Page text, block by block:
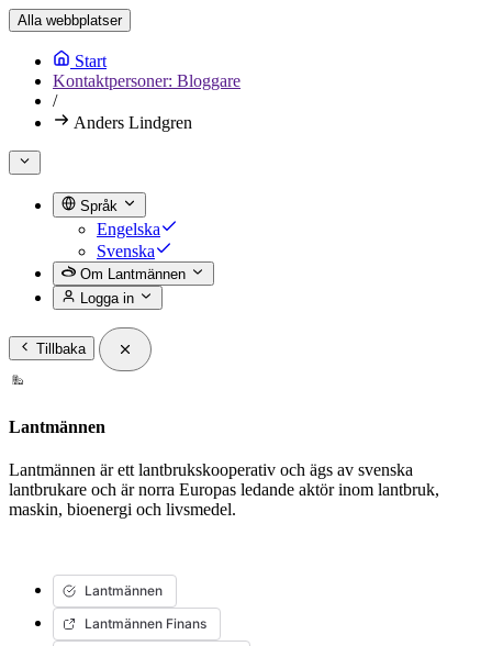
Alla webbplatser
Start
Kontaktpersoner: Bloggare
/
Anders Lindgren
Språk
Engelska
Svenska
Om Lantmännen
Logga in
Tillbaka
Lantmännen
Lantmännen är ett lantbrukskooperativ och ägs av svenska
lantbrukare och är norra Europas ledande aktör inom lantbruk,
maskin, bioenergi och livsmedel.
Lantmännen
Lantmännen Finans